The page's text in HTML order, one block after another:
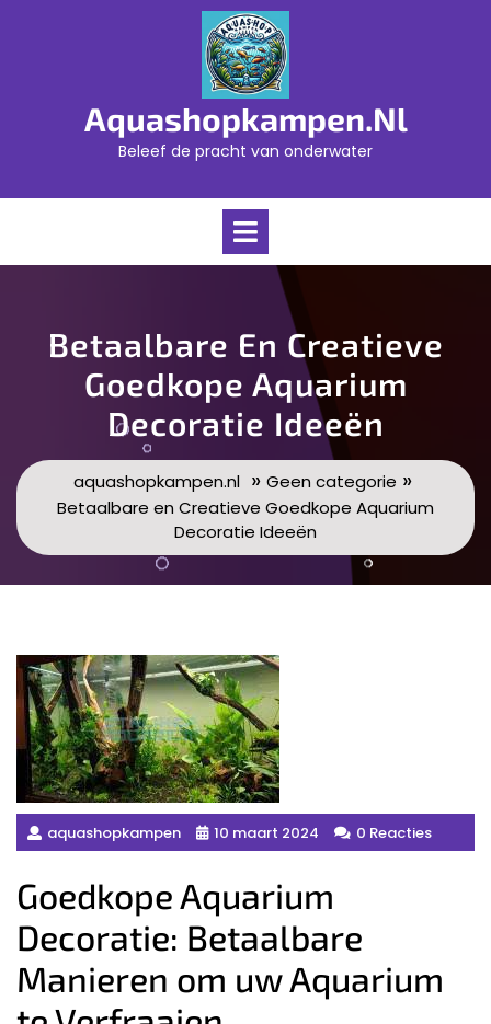
Aquashopkampen.nl
Beleef de pracht van onderwater
Open
Betaalbare En Creatieve
Goedkope Aquarium
Decoratie Ideeën
aquashopkampen.nl » Geen categorie »
Betaalbare en Creatieve Goedkope Aquarium
Decoratie Ideeën
aquashopkampen 10 maart 2024 0 Reacties
Goedkope Aquarium
Decoratie: Betaalbare
Manieren om uw Aquarium